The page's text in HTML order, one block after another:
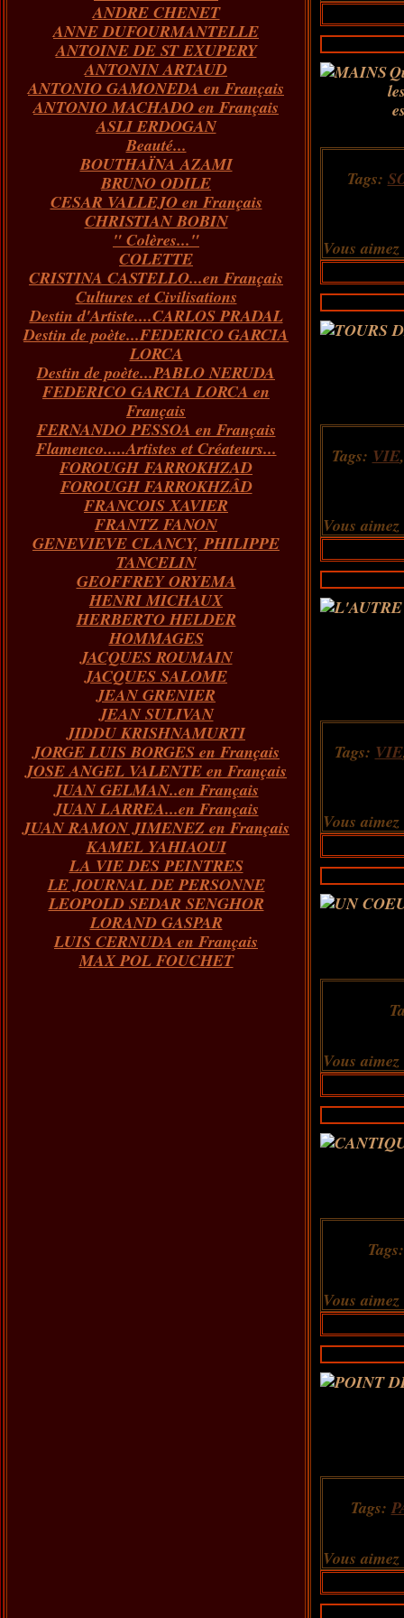
Janvier(60)
Février(68)
Janvier(86)
Mars(65)
Février(70)
Janvier(66)
Avril(76)
Mars(66)
Février(67)
Janvier(73)
Mai(82)
Avril(62)
Mars(66)
Février(55)
Janvier(43)
Juin(84)
Mai(89)
Avril(59)
Mars(73)
Février(54)
Janvier(51)
Juillet(72)
Juin(65)
Mai(97)
Avril(73)
Mars(100)
Février(146)
Janvier(124)
Août(40)
Juillet(31)
Juin(26)
ANDRE CHENET
ANNE DUFOURMANTELLE
ANTOINE DE ST EXUPERY
ANTONIN ARTAUD
ANTONIO GAMONEDA en Français
ANTONIO MACHADO en Français
ASLI ERDOGAN
Beauté...
BOUTHAÏNA AZAMI
BRUNO ODILE
CESAR VALLEJO en Français
CHRISTIAN BOBIN
" Colères..."
COLETTE
CRISTINA CASTELLO...en Français
Cultures et Civilisations
Destin d'Artiste....CARLOS PRADAL
Destin de poète...FEDERICO GARCIA
LORCA
Destin de poète...PABLO NERUDA
FEDERICO GARCIA LORCA en
Français
FERNANDO PESSOA en Français
Flamenco.....Artistes et Créateurs...
FOROUGH FARROKHZAD
FOROUGH FARROKHZÂD
FRANCOIS XAVIER
FRANTZ FANON
GENEVIEVE CLANCY, PHILIPPE
TANCELIN
GEOFFREY ORYEMA
HENRI MICHAUX
HERBERTO HELDER
HOMMAGES
JACQUES ROUMAIN
JACQUES SALOME
JEAN GRENIER
JEAN SULIVAN
JIDDU KRISHNAMURTI
JORGE LUIS BORGES en Français
JOSE ANGEL VALENTE en Français
JUAN GELMAN..en Français
JUAN LARREA...en Français
JUAN RAMON JIMENEZ en Français
KAMEL YAHIAOUI
LA VIE DES PEINTRES
LE JOURNAL DE PERSONNE
LEOPOLD SEDAR SENGHOR
LORAND GASPAR
LUIS CERNUDA en Français
MAX POL FOUCHET
Tags:
Vous aimez
Tags: VIE,
Vous aimez
Tags: VIE
Vous aimez
Vous aimez
Vous aimez
Tags:
Vous aimez